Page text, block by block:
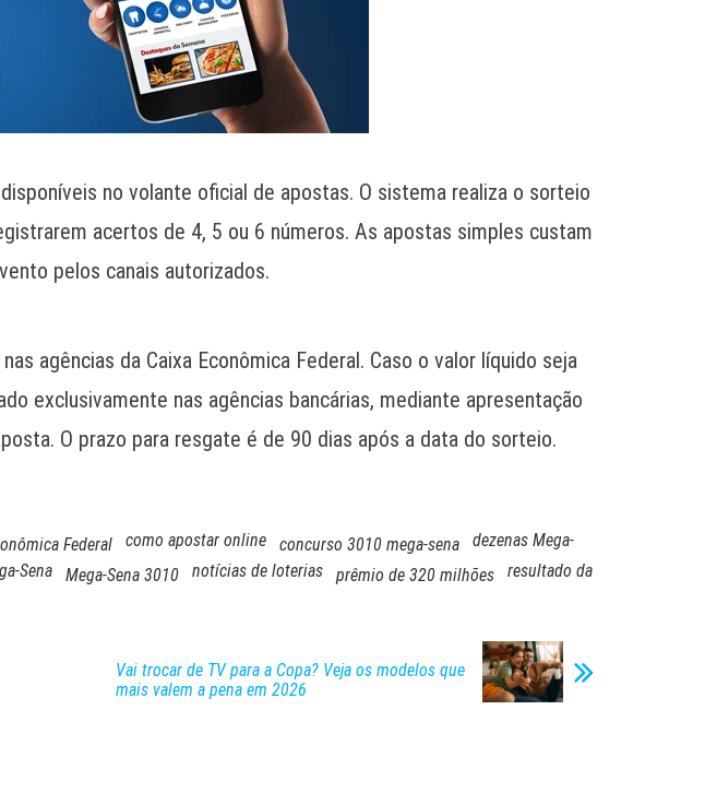
no volante oficial de apostas. O sistema realiza o sorteio
acertos de 4, 5 ou 6 números. As apostas simples custam
pelos canais autorizados.
agências da Caixa Econômica Federal. Caso o valor líquido seja
exclusivamente nas agências bancárias, mediante apresentação
O prazo para resgate é de 90 dias após a data do sorteio.
Federal como apostar online concurso 3010 mega-sena
dezenas Mega-
Sena Mega-Sena 3010 notícias de loterias prêmio de 320 milhões
resultado da
Vai trocar de TV para a Copa? Veja os modelos que
mais valem a pena em 2026